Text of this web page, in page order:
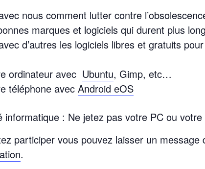
nous comment lutter contre
marques et logiciels qui durent plus
d’autres les logiciels libres et gratuits
ordinateur avec Ubuntu, Gimp, etc…
téléphone avec Android eOS
informatique : Ne jetez pas votre PC ou
participer vous pouvez laisser un
.